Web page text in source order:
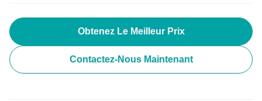
Obtenez Le Meilleur Prix
Contactez-Nous Maintenant